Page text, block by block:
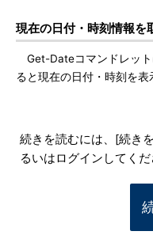
現在の日付・時刻情報を
Get-Dateコマンドレット
ると現在の日付・時刻を表
続きを読むには、[続き
るいはログインしてくだ